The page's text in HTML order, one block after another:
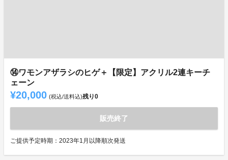
⑭ワモンアザラシのヒゲ＋【限定】アクリル2連キーチ
ェーン
¥20,000 (税込/送料込)残り0
販売終了
ご提供予定時期：2023年1月以降順次発送